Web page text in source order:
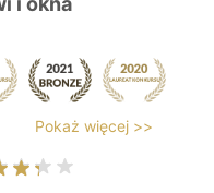
Pokaż więcej >>